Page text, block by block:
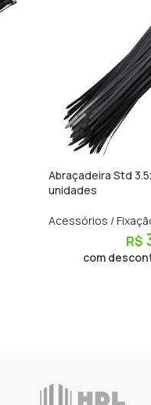
Abraçadeira Std
unidades
Acessórios /
R$
com